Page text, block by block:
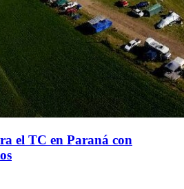
el TC en Paraná con